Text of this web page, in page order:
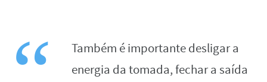
Também é importante desligar a
energia da tomada, fechar a saída